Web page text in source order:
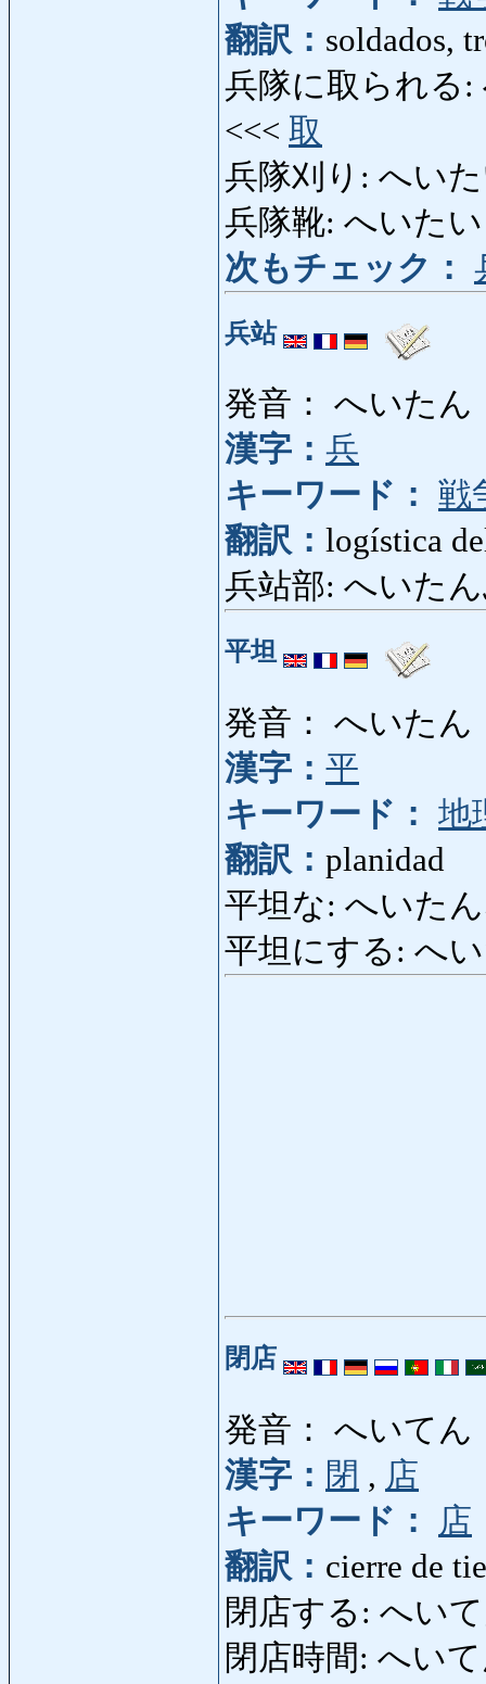
翻訳： soldados,
兵隊に取られる:
<<< 取
兵隊刈り: へい
兵隊靴: へいた
次もチェック：
兵站
発音： へいたん
漢字： 兵
キーワード： 戦
翻訳： logística
兵站部: へいた
平坦
発音： へいたん
漢字： 平
キーワード： 地
翻訳： planidad
平坦な: へいた
平坦にする: へ
閉店
発音： へいてん
漢字： 閉 , 店
キーワード：
店
翻訳： cierre de
閉店する: へい
閉店時間: へいて